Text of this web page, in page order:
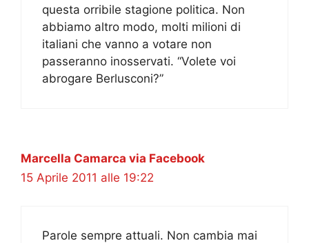
questa orribile stagione politica. Non
abbiamo altro modo, molti milioni di
italiani che vanno a votare non
passeranno inosservati. “Volete voi
abrogare Berlusconi?”
Marcella Camarca via Facebook
15 Aprile 2011 alle 19:22
Parole sempre attuali. Non cambia mai